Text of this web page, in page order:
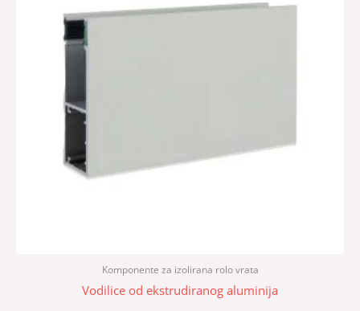
Komponente za izolirana rolo vrata
Vodilice od ekstrudiranog aluminija